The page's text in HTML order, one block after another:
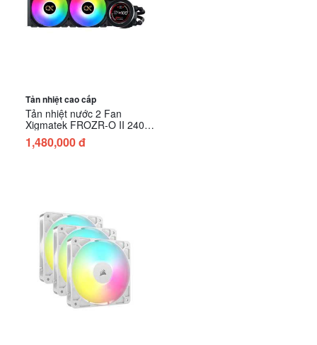
Tản nhiệt cao cấp
Tản nhiệt nước 2 Fan
Xigmatek FROZR-O II 240
(EN40429)
1,480,000 đ